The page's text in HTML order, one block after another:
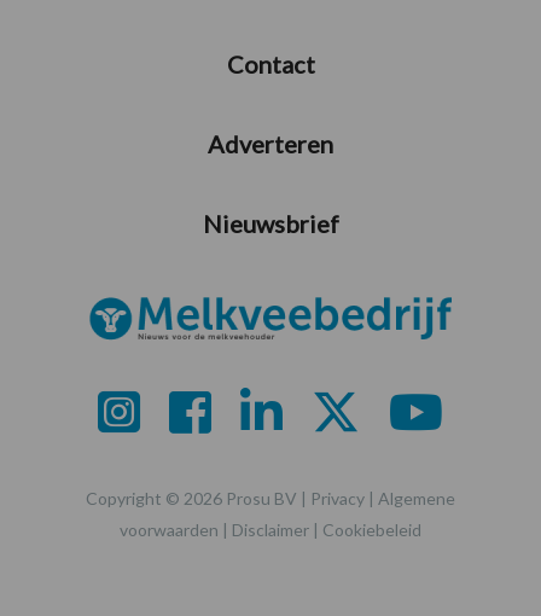
Contact
Adverteren
Nieuwsbrief
Copyright © 2026 Prosu BV | Privacy | Algemene
voorwaarden | Disclaimer | Cookiebeleid